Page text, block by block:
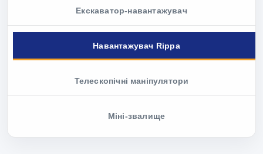
Екскаватор-навантажувач
Навантажувач Rippa
Телескопічні маніпулятори
Міні-звалище